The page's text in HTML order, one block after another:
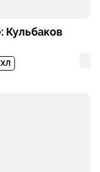
Кульбаков